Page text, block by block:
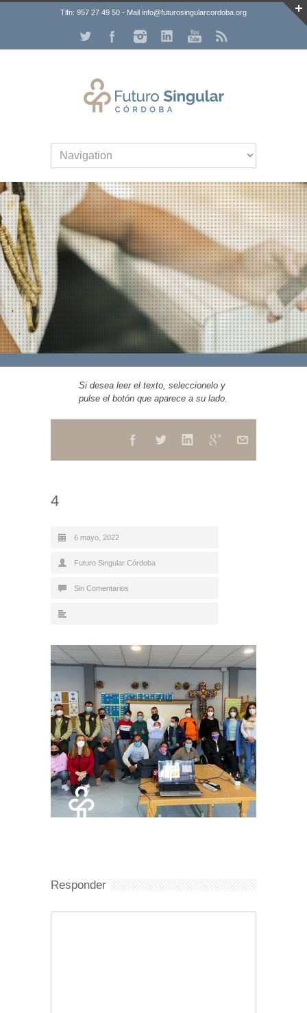
Tlfn: 957 27 49 50 - Mail info@futurosingularcordoba.org
Si desea leer el texto, seleccionelo y
pulse el botón que aparece a su lado.
4
6 mayo, 2022
Futuro Singular Córdoba
Sin Comentarios
Responder